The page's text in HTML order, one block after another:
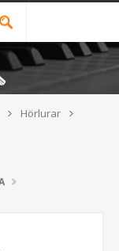
Hörlurar